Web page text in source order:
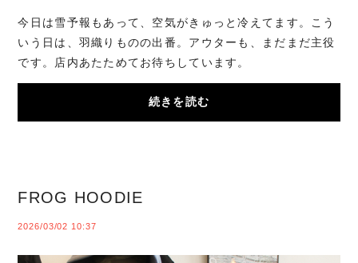
今日は雪予報もあって、空気がきゅっと冷えてます。こう
いう日は、羽織りものの出番。アウターも、まだまだ主役
です。店内あたためてお待ちしています。
続きを読む
FROG HOODIE
2026/03/02 10:37